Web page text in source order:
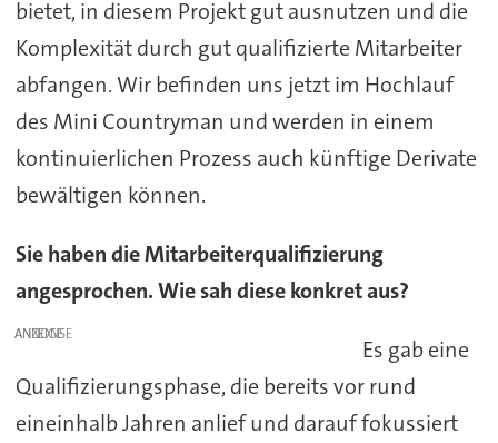
bietet, in diesem Projekt gut ausnutzen und die
Komplexität durch gut qualifizierte Mitarbeiter
abfangen. Wir befinden uns jetzt im Hochlauf
des Mini Countryman und werden in einem
kontinuierlichen Prozess auch künftige Derivate
bewältigen können.
Sie haben die Mitarbeiterqualifizierung
angesprochen. Wie sah diese konkret aus?
ANZEIGE
Es gab eine
Qualifizierungsphase, die bereits vor rund
eineinhalb Jahren anlief und darauf fokussiert